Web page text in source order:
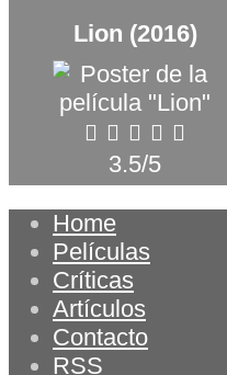
Lion (2016)
3.5/5
Home
Películas
Críticas
Artículos
Contacto
RSS